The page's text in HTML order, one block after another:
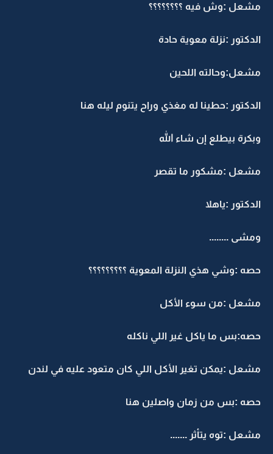
مشعل :وش فيه ؟؟؟؟؟؟؟؟
الدكتور :نزلة معوية حادة
مشعل:وحالته اللحين
الدكتور :حطينا له مغذي وراح يتنوم ليله هنا
وبكرة بيطلع إن شاء الله
مشعل :مشكور ما تقصر
الدكتور :ياهلا
ومشى ........
حصه :وشي هذي النزلة المعوية ؟؟؟؟؟؟؟؟؟
مشعل :من سوء الأكل
حصه:بس ما ياكل غير اللي ناكله
مشعل :يمكن تغير الأكل اللي كان متعود عليه في لندن
حصه :بس من زمان واصلين هنا
مشعل :توه يتأثر .......